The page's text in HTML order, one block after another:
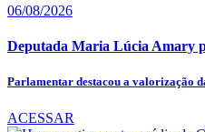
06/08/2026
Deputada Maria Lúcia Amary
Parlamentar destacou a valorização
ACESSAR